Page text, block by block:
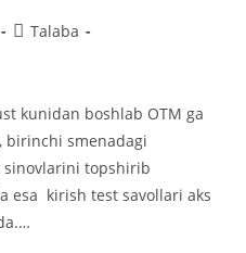
Рубрика
Talaba
kunidan boshlab OTM ga
birinchi smenadagi
topshirib
esa kirish test savollari aks